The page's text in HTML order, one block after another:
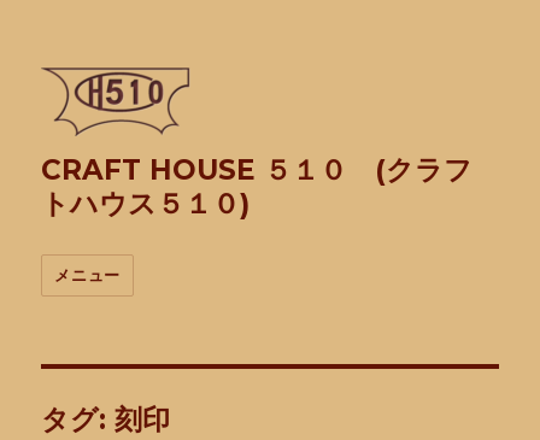
CRAFT HOUSE ５１０ (クラフ
トハウス５１０)
メニュー
タグ:刻印